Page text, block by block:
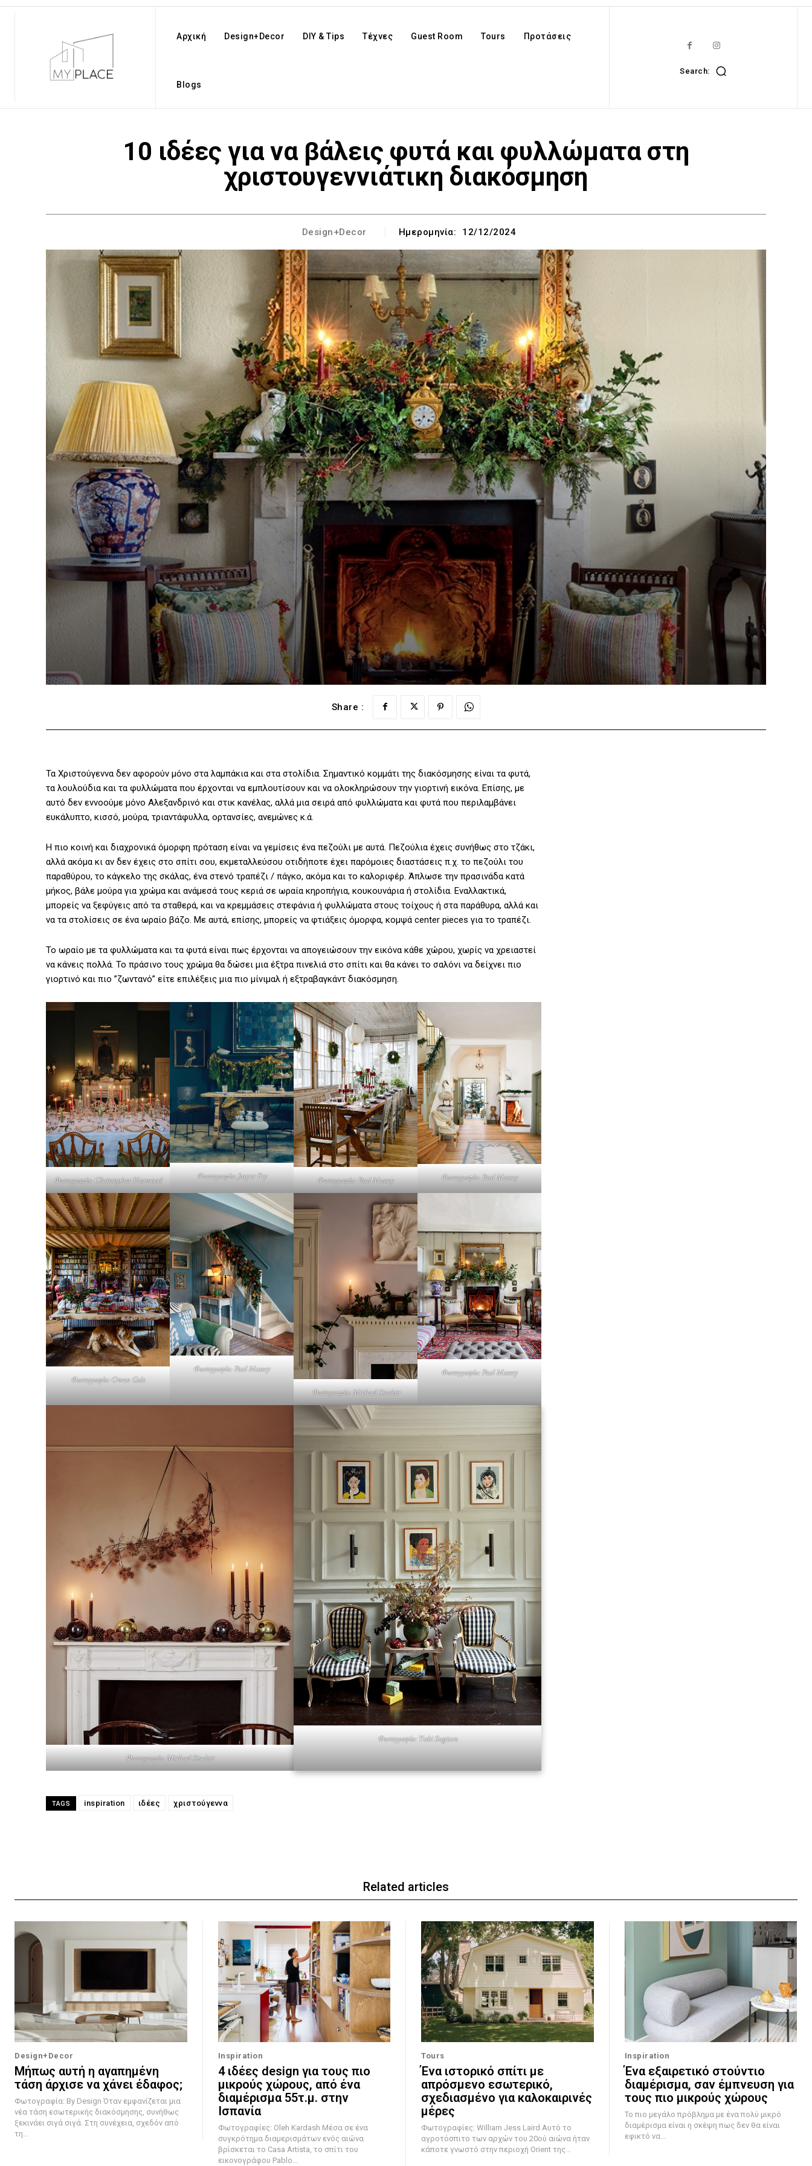
Αρχική Design+Decor DIY & Tips Τέχνες Guest Room Tours Προτάσεις
Blogs
Search:
10 ιδέες για να βάλεις φυτά και φυλλώματα στη
χριστουγεννιάτικη διακόσμηση
Design+Decor Ημερομηνία: 12/12/2024
Share :
Τα Χριστούγεννα δεν αφορούν μόνο στα λαμπάκια και στα στολίδια. Σημαντικό κομμάτι της διακόσμησης είναι τα φυτά,
τα λουλούδια και τα φυλλώματα που έρχονται να εμπλουτίσουν και να ολοκληρώσουν την γιορτινή εικόνα. Επίσης, με
αυτό δεν εννοούμε μόνο Αλεξανδρινό και στικ κανέλας, αλλά μια σειρά από φυλλώματα και φυτά που περιλαμβάνει
ευκάλυπτο, κισσό, μούρα, τριαντάφυλλα, ορτανσίες, ανεμώνες κ.ά.
Η πιο κοινή και διαχρονικά όμορφη πρόταση είναι να γεμίσεις ένα πεζούλι με αυτά. Πεζούλια έχεις συνήθως στο τζάκι,
αλλά ακόμα κι αν δεν έχεις στο σπίτι σου, εκμεταλλεύσου οτιδήποτε έχει παρόμοιες διαστάσεις π.χ. το πεζούλι του
παραθύρου, το κάγκελο της σκάλας, ένα στενό τραπέζι / πάγκο, ακόμα και το καλοριφέρ. Άπλωσε την πρασινάδα κατά
μήκος, βάλε μούρα για χρώμα και ανάμεσά τους κεριά σε ωραία κηροπήγια, κουκουνάρια ή στολίδια. Εναλλακτικά,
μπορείς να ξεφύγεις από τα σταθερά, και να κρεμμάσεις στεφάνια ή φυλλώματα στους τοίχους ή στα παράθυρα, αλλά και
να τα στολίσεις σε ένα ωραίο βάζο. Με αυτά, επίσης, μπορείς να φτιάξεις όμορφα, κομψά center pieces για το τραπέζι.
Το ωραίο με τα φυλλώματα και τα φυτά είναι πως έρχονται να απογειώσουν την εικόνα κάθε χώρου, χωρίς να χρειαστεί
να κάνεις πολλά. Το πράσινο τους χρώμα θα δώσει μια έξτρα πινελιά στο σπίτι και θα κάνει το σαλόνι να δείχνει πιο
γιορτινό και πιο ”ζωντανό” είτε επιλέξεις μια πιο μίνιμαλ ή εξτραβαγκάντ διακόσμηση.
Φωτογραφία: Christopher Horwood Φωτογραφία: Jasper Fry Φωτογραφία: Paul Massey Φωτογραφία: Paul Massey
Φωτογραφία: Owen Gale
Φωτογραφία: Paul Massey
Φωτογραφία: Michael Sinclair
Φωτογραφία: Paul Massey
Φωτογραφία: Michael Sinclair
Φωτογραφία: Yuki Sugiura
TAGS inspiration ιδέες χριστούγεννα
Related articles
Design+Decor
Μήπως αυτή η αγαπημένη
τάση άρχισε να χάνει έδαφος;
Φωτογραφία: By Design Όταν εμφανίζεται μια
νέα τάση εσωτερικής διακόσμησης, συνήθως
ξεκινάει σιγά σιγά. Στη συνέχεια, σχεδόν από
τη...
Inspiration
4 ιδέες design για τους πιο
μικρούς χώρους, από ένα
διαμέρισμα 55τ.μ. στην
Ισπανία
Φωτογραφίες: Oleh Kardash Μέσα σε ένα
συγκρότημα διαμερισμάτων ενός αιώνα
βρίσκεται το Casa Artista, το σπίτι του
εικονογράφου Pablo...
Tours
Ένα ιστορικό σπίτι με
απρόσμενο εσωτερικό,
σχεδιασμένο για καλοκαιρινές
μέρες
Φωτογραφίες: William Jess Laird Αυτό το
αγροτόσπιτο των αρχών του 20ού αιώνα ήταν
κάποτε γνωστό στην περιοχή Orient της...
Inspiration
Ένα εξαιρετικό στούντιο
διαμέρισμα, σαν έμπνευση για
τους πιο μικρούς χώρους
Το πιο μεγάλο πρόβλημα με ένα πολύ μικρό
διαμέρισμα είναι η σκέψη πως δεν θα είναι
εφικτό να...